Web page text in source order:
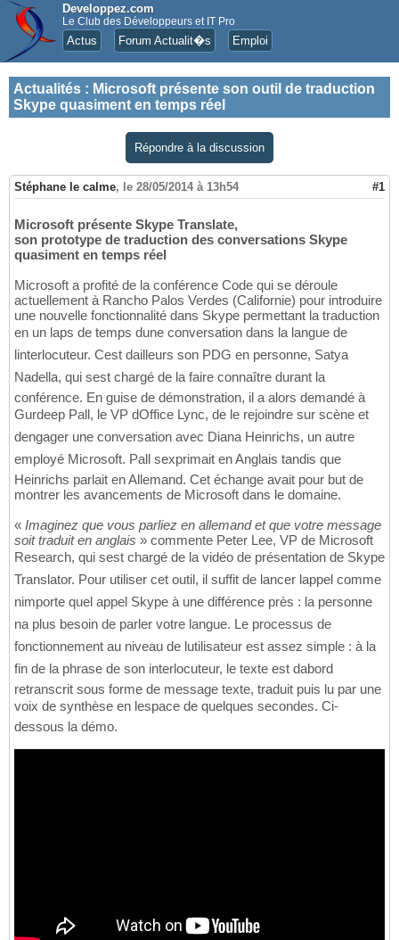
Developpez.com
Le Club des Développeurs et IT Pro
Actus Forum Actualit�s Emploi
Actualités : Microsoft présente son outil de traduction
Skype quasiment en temps réel
Répondre à la discussion
Stéphane le calme, le 28/05/2014 à 13h54 #1
Microsoft présente Skype Translate,
son prototype de traduction des conversations Skype
quasiment en temps réel
Microsoft a profité de la conférence Code qui se déroule
actuellement à Rancho Palos Verdes (Californie) pour introduire
une nouvelle fonctionnalité dans Skype permettant la traduction
en un laps de temps dune conversation dans la langue de
linterlocuteur. Cest dailleurs son PDG en personne, Satya
Nadella, qui sest chargé de la faire connaître durant la
conférence. En guise de démonstration, il a alors demandé à
Gurdeep Pall, le VP dOffice Lync, de le rejoindre sur scène et
dengager une conversation avec Diana Heinrichs, un autre
employé Microsoft. Pall sexprimait en Anglais tandis que
Heinrichs parlait en Allemand. Cet échange avait pour but de
montrer les avancements de Microsoft dans le domaine.
« Imaginez que vous parliez en allemand et que votre message
soit traduit en anglais » commente Peter Lee, VP de Microsoft
Research, qui sest chargé de la vidéo de présentation de Skype
Translator. Pour utiliser cet outil, il suffit de lancer lappel comme
nimporte quel appel Skype à une différence près : la personne
na plus besoin de parler votre langue. Le processus de
fonctionnement au niveau de lutilisateur est assez simple : à la
fin de la phrase de son interlocuteur, le texte est dabord
retranscrit sous forme de message texte, traduit puis lu par une
voix de synthèse en lespace de quelques secondes. Ci-
dessous la démo.